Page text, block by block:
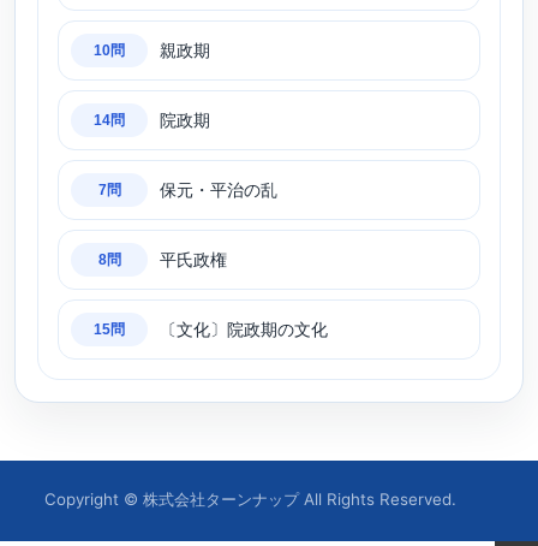
10問 親政期
14問 院政期
7問 保元・平治の乱
8問 平氏政権
15問 〔文化〕院政期の文化
Copyright © 株式会社ターンナップ All Rights Reserved.